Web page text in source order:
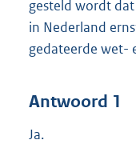
gesteld wordt
in Nederland
gedateerde wet-
Antwoord 1
Ja.